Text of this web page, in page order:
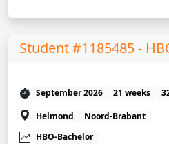
Student #1185485 -
September 2026 21 weeks
Helmond
Noord-Brabant
HBO-Bachelor